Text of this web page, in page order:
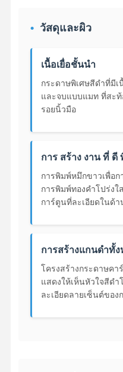
ควบคุม
คุณภาพ
ติดต่อเรา
กล่องบรรจุภัณฑ์อาหาร
การบรรจุเสื้อผ้าตามสั่ง
บรรจุภัณฑ์ผลิตภัณฑ์อิเล็ก
วัสดุและผิว
เนื้อเยื่อชั้นนํา
กระดาษพิเศษสีดําที่มีเ
และจบแบบแมท ที่สะ
รอยนิ้วมือ
การ สร้าง งาน ที่ ดี
การพิมพ์หมึกขาวเพื่อ
การพิมพ์ทองคําโปร่ง
การ์ตูนที่ละเอียดในด้า
การสร้างแกนดําทั้
โครงสร้างกระดาษค
แสดงให้เห็นหัวใจสีดํ
ละเอียดลายเซ็นต์ขอ